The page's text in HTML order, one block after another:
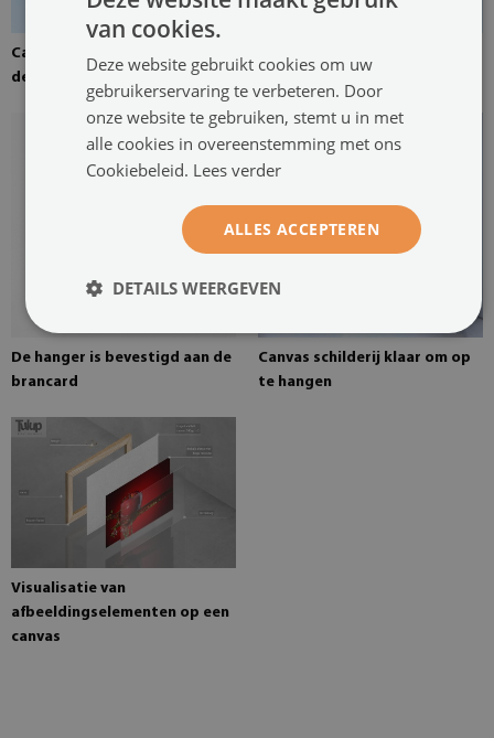
Canvas canvas gespannen over
de brancard
Grenen brancard voor een
De hanger is bevestigd aan de
brancard
Canvas schilderij klaar om op
te hangen
Visualisatie van
afbeeldingselementen op een
canvas
van cookies.
Deze website gebruikt cookies om uw
gebruikerservaring te verbeteren. Door
onze website te gebruiken, stemt u in met
alle cookies in overeenstemming met ons
Cookiebeleid. Lees verder
ALLES ACCEPTEREN
DETAILS WEERGEVEN